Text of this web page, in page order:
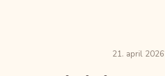
21. april 2026